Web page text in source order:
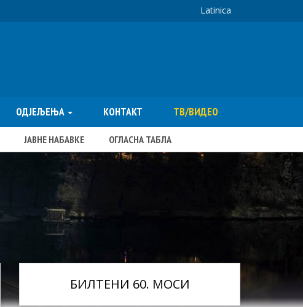
Latinica
ОДЈЕЉЕЊА КОНТАКТ ТВ/ВИДЕО
ЈАВНЕ НАБАВКЕ ОГЛАСНА ТАБЛА
БИЛТЕНИ 60. МОСИ